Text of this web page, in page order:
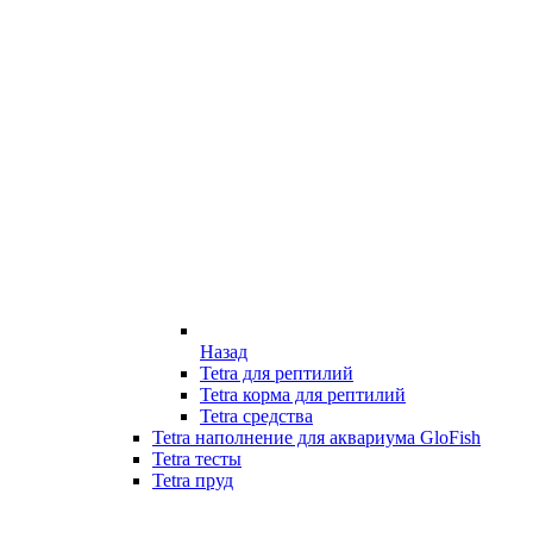
Назад
Tetra для рептилий
Tetra корма для рептилий
Tetra средства
Tetra наполнение для аквариума GloFish
Tetra тесты
Tetra пруд